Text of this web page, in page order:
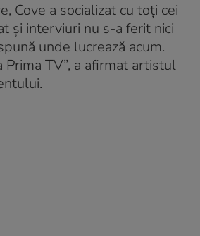
Cove a socializat cu toți cei
și interviuri nu s-a ferit nici
unde lucrează acum.
Prima TV”, a afirmat artistul